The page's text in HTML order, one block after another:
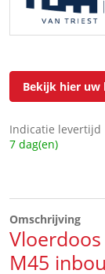
Bekijk hier
Indicatie levertijd
7 dag(en)
Omschrijving
M45